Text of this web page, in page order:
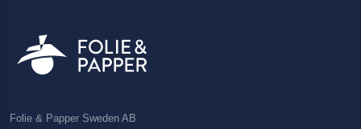
Folie & Papper Sweden AB